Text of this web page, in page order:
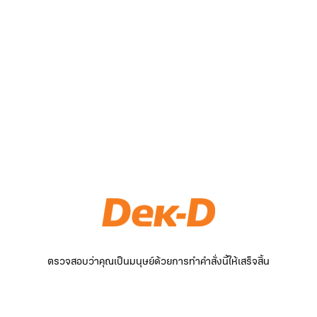
ตรวจสอบว่าคุณเป็นมนุษย์ด้วยการทำคำสั่งนี้ให้เสร็จสิ้น